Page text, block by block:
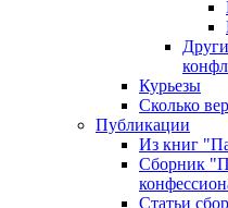
Курьезы
Сколько
Публикации
Из книг
Сборник
Статьи